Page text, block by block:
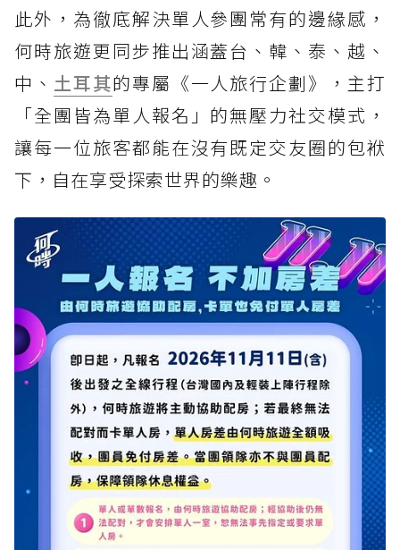
此外，為徹底解決單人參團常有的邊緣感，
何時旅遊更同步推出涵蓋台、韓、泰、越、
中、 土耳其的專屬《一人旅行企劃》，主打
「全團皆為單人報名」的無壓力社交模式，
讓每一位旅客都能在沒有既定交友圈的包袱
下，自在享受探索世界的樂趣。